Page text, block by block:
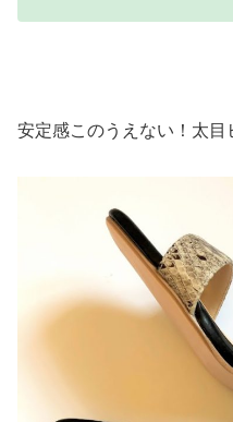
安定感このうえない！太目